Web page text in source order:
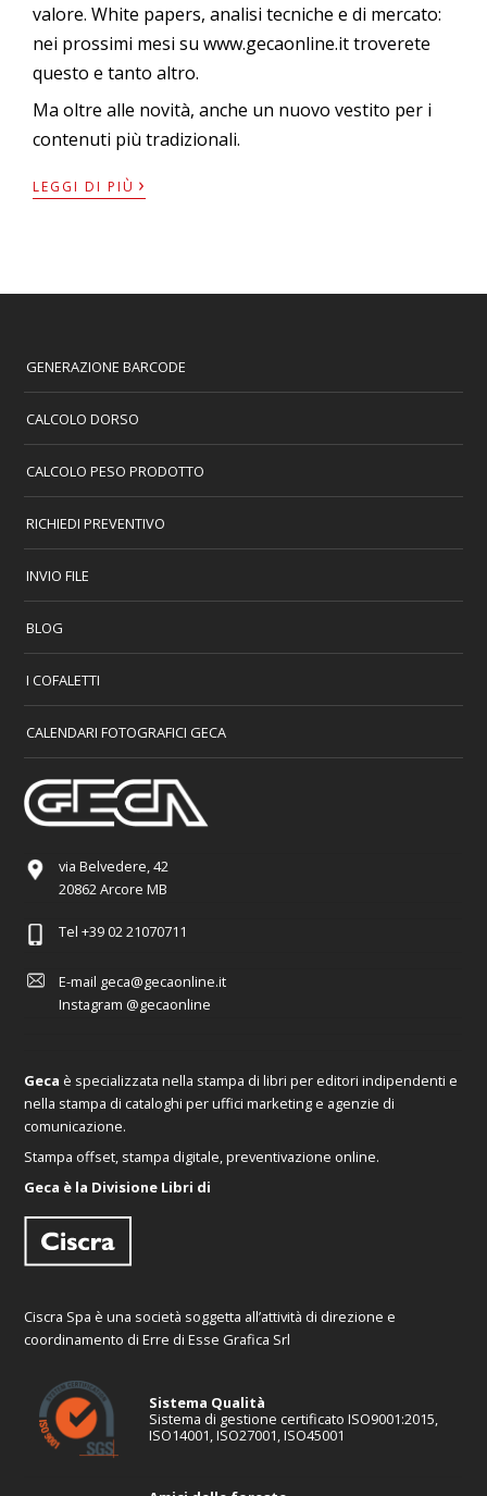
valore. White papers, analisi tecniche e di mercato:
nei prossimi mesi suwww.gecaonline.ittroverete
questo e tanto altro.
Ma oltre alle novità, anche un nuovo vestito per i
contenuti più tradizionali.
LEGGI DI PIÙ ›
GENERAZIONE BARCODE
CALCOLO DORSO
CALCOLO PESO PRODOTTO
RICHIEDI PREVENTIVO
INVIO FILE
BLOG
I COFALETTI
CALENDARI FOTOGRAFICI GECA
via Belvedere, 42
20862 Arcore MB
Tel +39 02 21070711
E-mail geca@gecaonline.it
Instagram @gecaonline
Geca è specializzata nella stampa di libri per editori indipendenti e
nella stampa di cataloghi per uffici marketing e agenzie di
comunicazione.
Stampa offset, stampa digitale, preventivazione online.
Geca è la Divisione Libri di
Ciscra Spa è una società soggetta all’attività di direzione e
coordinamento di Erre di Esse Grafica Srl
Sistema Qualità
Sistema di gestione certificato ISO9001:2015,
ISO14001, ISO27001, ISO45001